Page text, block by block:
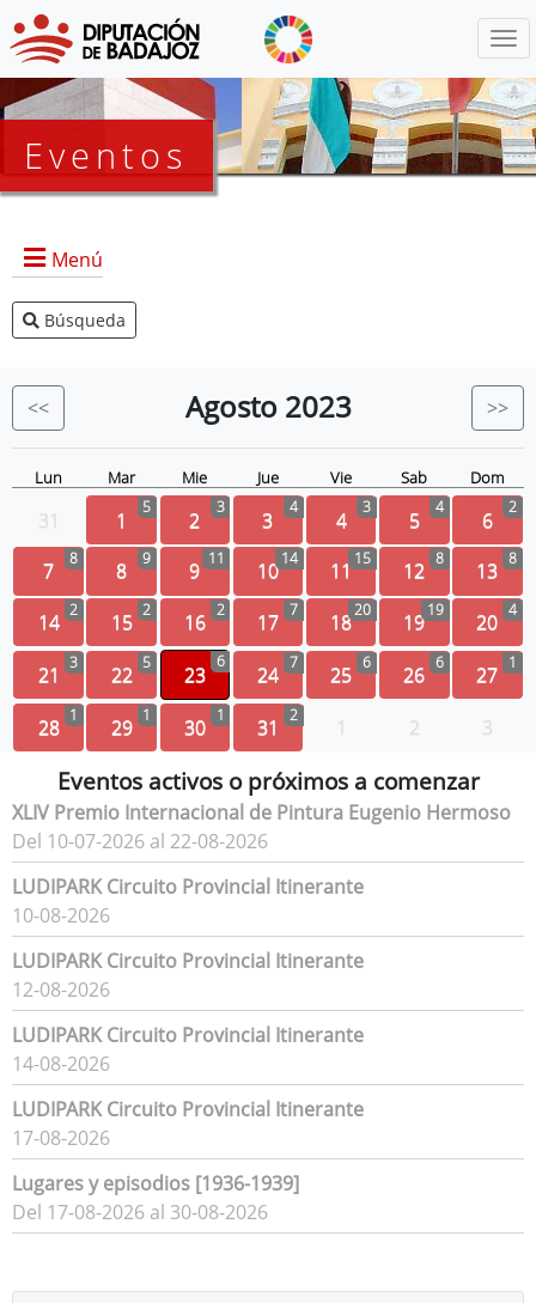
Eventos
Menú
Agenda Presidencia
Eventos
Búsqueda
<< Agosto 2023 >>
Lun Mar Mie Jue Vie Sab Dom
31 1 5 2 3 3 4 4 3 5 4 6 2
7 8 8 9 9 11 1014 1115 12 8 13 8
14 2 15 2 16 2 17 7 1820 1919 20 4
21 3 22 5 23
6
24 7 25 6 26 6 27 1
28 1 29 1 30 1 31 2 1 2 3
Eventos activos o próximos a comenzar
XLIV Premio Internacional de Pintura Eugenio Hermoso
Del 10-07-2026 al 22-08-2026
LUDIPARK Circuito Provincial Itinerante
10-08-2026
LUDIPARK Circuito Provincial Itinerante
12-08-2026
LUDIPARK Circuito Provincial Itinerante
14-08-2026
LUDIPARK Circuito Provincial Itinerante
17-08-2026
Lugares y episodios [1936-1939]
Del 17-08-2026 al 30-08-2026